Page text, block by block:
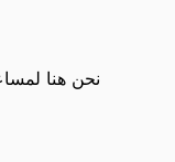
نحن هنا